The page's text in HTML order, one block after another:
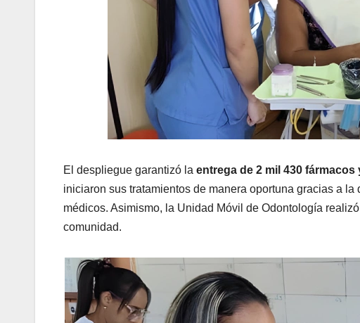
El despliegue garantizó la entrega de 2 mil 430
iniciaron sus tratamientos de manera oportuna gracias a
médicos. Asimismo, la Unidad Móvil de Odontología
comunidad.